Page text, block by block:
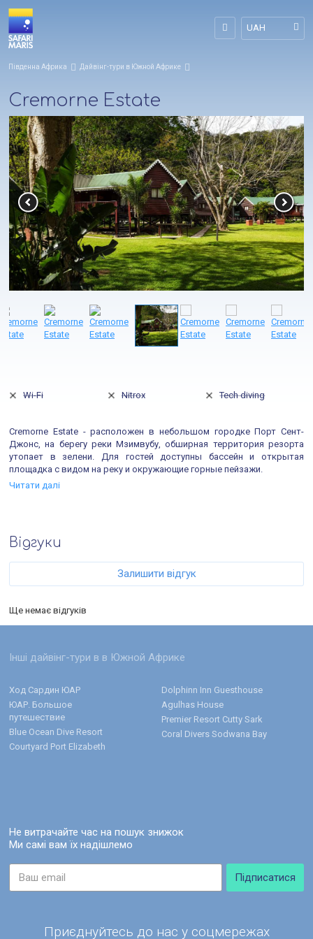
UAH
Південна Африка Дайвінг-тури в Южной Африке
Cremorne Estate
Wi-Fi Nitrox Tech diving
Cremorne Estate - расположен в небольшом городке Порт Сент-
Джонс, на берегу реки Мзимвубу, обширная территория резорта
утопает в зелени. Для гостей доступны бассейн и открытая
площадка с видом на реку и окружающие горные пейзажи.
Читати далі
Відгуки
Залишити відгук
Ще немає відгуків
Інші дайвінг-тури в в Южной Африке
Ход Сардин ЮАР
ЮАР. Большое
путешествие
Blue Ocean Dive Resort
Courtyard Port Elizabeth
Dolphinn Inn Guesthouse
Agulhas House
Premier Resort Cutty Sark
Coral Divers Sodwana Bay
Не витрачайте час на пошук знижок
Ми самі вам їх надішлемо
Приєднуйтесь до нас у соцмережах